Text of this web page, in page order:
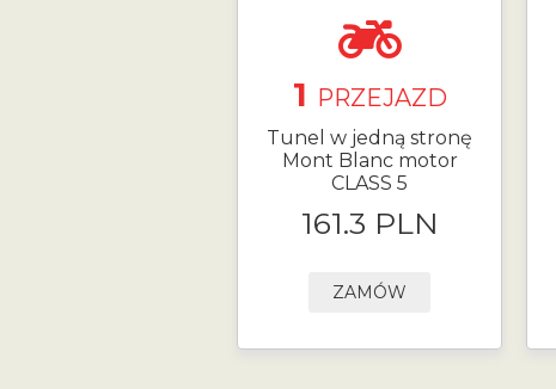
1 PRZEJAZD
Tunel w jedną stronę
Mont Blanc motor
CLASS 5
161.3 PLN
ZAMÓW